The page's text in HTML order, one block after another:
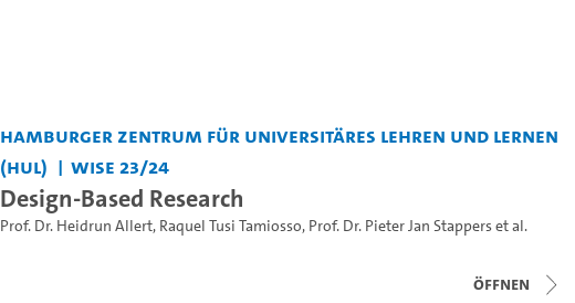
Hamburger Zentrum für Universitäres Lehren und Lernen
(HUL)
WiSe 23/24
Design-Based Research
Prof. Dr. Heidrun Allert, Raquel Tusi Tamiosso, Prof. Dr. Pieter Jan Stapperset al.
Öffnen